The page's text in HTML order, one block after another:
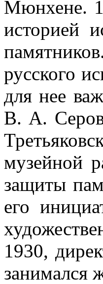
Мюнхене.
историей
русского
для нее
В. А.
музейной
защиты
его
1930,
занимался